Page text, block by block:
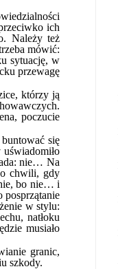
ich
Należy też
mówić:
sytuację, w
przewagę
którzy ją
poczucie
buntować się
nie… Na
chwili, gdy
bo nie… i
posprzątanie
w stylu:
natłoku
musiało
granic,
szkody.